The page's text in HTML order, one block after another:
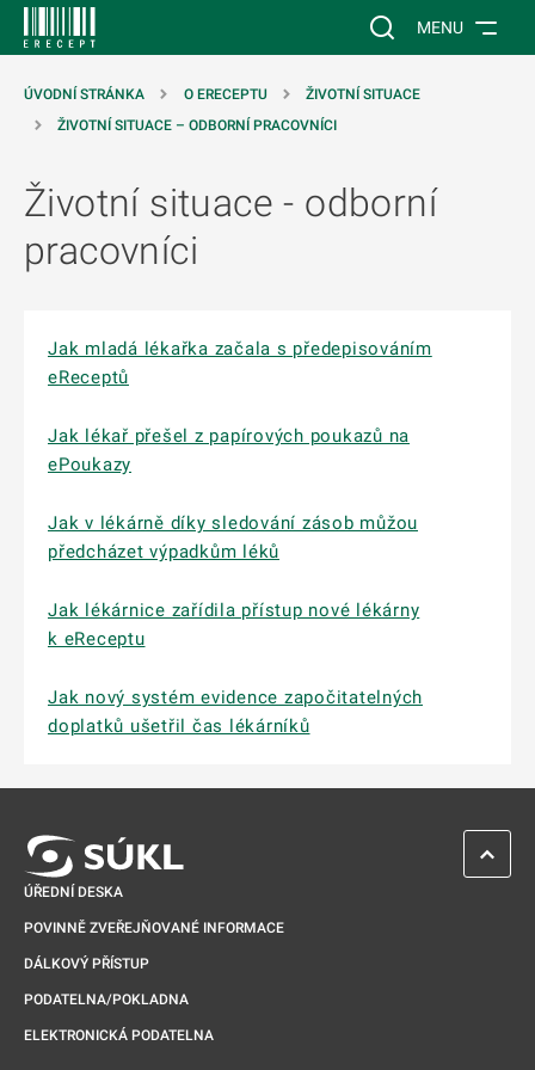
Vyhledávání na
MENU
ÚVODNÍ STRÁNKA O ERECEPTU
ŽIVOTNÍ SITUACE
ŽIVOTNÍ SITUACE – ODBORNÍ PRACOVNÍCI
Životní situace - odborní
pracovníci
Jak mladá lékařka začala s předepisováním
eReceptů
Jak lékař přešel z papírových poukazů na
ePoukazy
Jak v lékárně díky sledování zásob můžou
předcházet výpadkům léků
Jak lékárnice zařídila přístup nové lékárny
k eReceptu
Jak nový systém evidence započitatelných
doplatků ušetřil čas lékárníků
ÚŘEDNÍ DESKA
POVINNĚ ZVEŘEJŇOVANÉ INFORMACE
DÁLKOVÝ PŘÍSTUP
PODATELNA/POKLADNA
ELEKTRONICKÁ PODATELNA
ZPĚT